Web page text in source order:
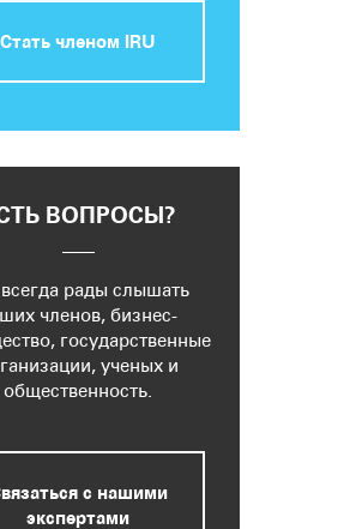
Стать членом IRU
ВОПРОСЫ?
рады слышать
членов, бизнес-
государственные
ученых и
общественность.
с нашими
экспертами